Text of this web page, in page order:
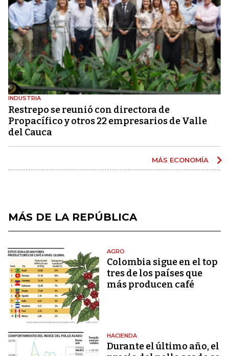
INDUSTRIA
Restrepo se reunió con directora de
Propacífico y otros 22 empresarios de Valle
del Cauca
MÁS ECONOMÍA
MÁS DE LA REPÚBLICA
AGRO
Colombia sigue en el top
tres de los países que
más producen café
HACIENDA
Durante el último año, el